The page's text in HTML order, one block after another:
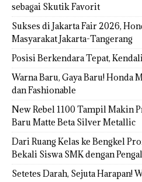
sebagai Skutik Favorit
Sukses di Jakarta Fair 2026,
Masyarakat Jakarta-Tangerang
Posisi Berkendara Tepat,
Warna Baru, Gaya Baru! Honda
dan Fashionable
New Rebel 1100 Tampil Makin
Baru Matte Beta Silver Metallic
Dari Ruang Kelas ke Bengkel
Bekali Siswa SMK dengan
Setetes Darah, Sejuta Harapan!